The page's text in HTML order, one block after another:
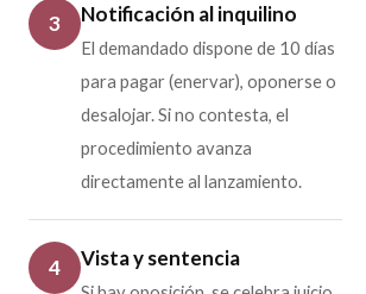
3 Notificación al inquilino
El demandado dispone de 10 días
para pagar (enervar), oponerse o
desalojar. Si no contesta, el
procedimiento avanza
directamente al lanzamiento.
4 Vista y sentencia